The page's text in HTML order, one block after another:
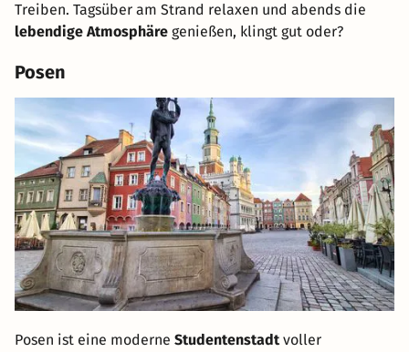
Treiben. Tagsüber am Strand relaxen und abends die
lebendige Atmosphäre genießen, klingt gut oder?
Posen
Posen ist eine moderne Studentenstadtvoller